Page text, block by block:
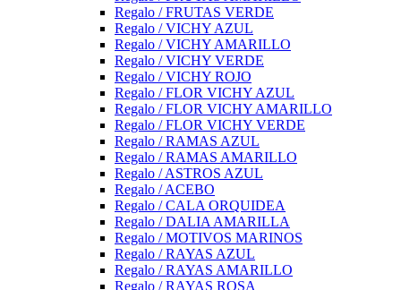
Regalo / FRUTAS VERDE
Regalo / VICHY AZUL
Regalo / VICHY AMARILLO
Regalo / VICHY VERDE
Regalo / VICHY ROJO
Regalo / FLOR VICHY AZUL
Regalo / FLOR VICHY AMARILLO
Regalo / FLOR VICHY VERDE
Regalo / RAMAS AZUL
Regalo / RAMAS AMARILLO
Regalo / ASTROS AZUL
Regalo / ACEBO
Regalo / CALA ORQUIDEA
Regalo / DALIA AMARILLA
Regalo / MOTIVOS MARINOS
Regalo / RAYAS AZUL
Regalo / RAYAS AMARILLO
Regalo / RAYAS ROSA